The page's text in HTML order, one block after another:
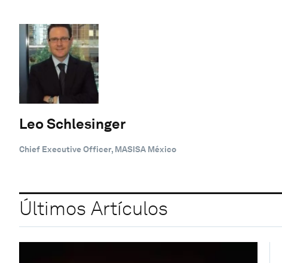
Leo Schlesinger
Chief Executive Officer, MASISA México
Últimos Artículos